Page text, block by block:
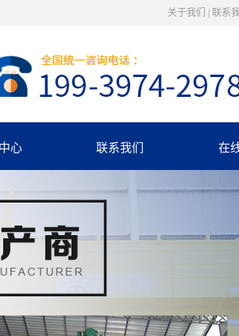
关于我们 联系
心 联系我们 在